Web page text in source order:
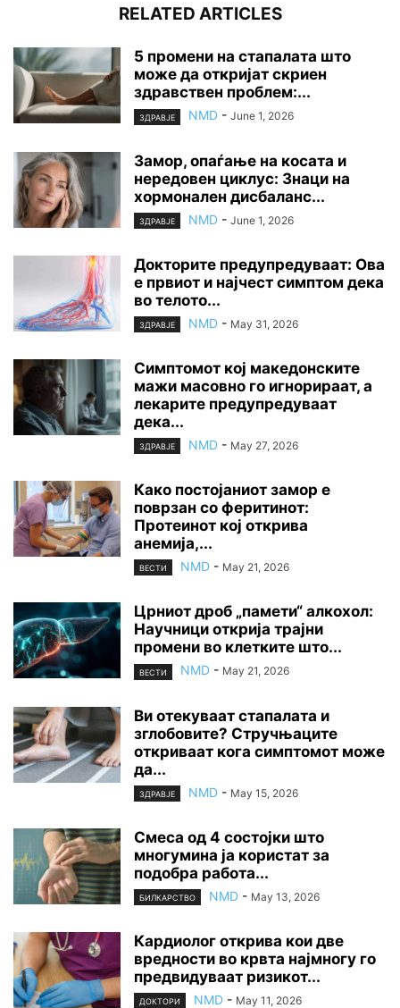
RELATED ARTICLES
5 промени на стапалата што
може да откријат скриен
здравствен проблем:...
ЗДРАВЈЕ NMD - June 1, 2026
Замор, опаѓање на косата и
нередовен циклус: Знаци на
хормонален дисбаланс...
ЗДРАВЈЕ NMD - June 1, 2026
Докторите предупредуваат: Ова
е првиот и најчест симптом дека
во телото...
ЗДРАВЈЕ NMD - May 31, 2026
Симптомот кој македонските
мажи масовно го игнорираат, а
лекарите предупредуваат
дека...
ЗДРАВЈЕ NMD - May 27, 2026
Како постојаниот замор е
поврзан со феритинот:
Протеинот кој открива
анемија,...
ВЕСТИ NMD - May 21, 2026
Црниот дроб „памети“ алкохол:
Научници открија трајни
промени во клетките што...
ВЕСТИ NMD - May 21, 2026
Ви отекуваат стапалата и
зглобовите? Стручњаците
откриваат кога симптомот може
да...
ЗДРАВЈЕ NMD - May 15, 2026
Смеса од 4 состојки што
многумина ја користат за
подобра работа...
БИЛКАРСТВО NMD - May 13, 2026
Кардиолог открива кои две
вредности во крвта најмногу го
предвидуваат ризикот...
ДОКТОРИ NMD - May 11, 2026